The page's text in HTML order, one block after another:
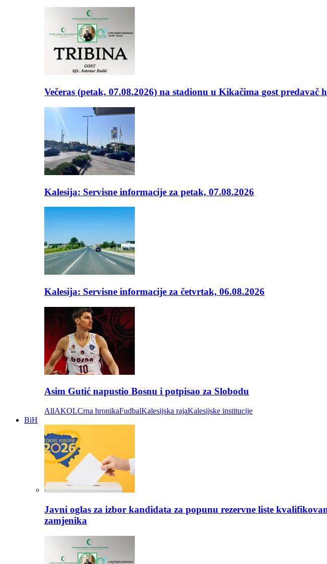
Večeras (petak, 07.08.2026) na stadionu u Kikačima gost predavač
Kalesija: Servisne informacije za petak, 07.08.2026
Kalesija: Servisne informacije za četvrtak, 06.08.2026
Asim Gutić napustio Bosnu i potpisao za Slobodu
AllAKOLCrna hronikaFudbalKalesijska rajaKalesijske institucije
BiH
Javni oglas za izbor kandidata za popunu rezervne liste
zamjenika